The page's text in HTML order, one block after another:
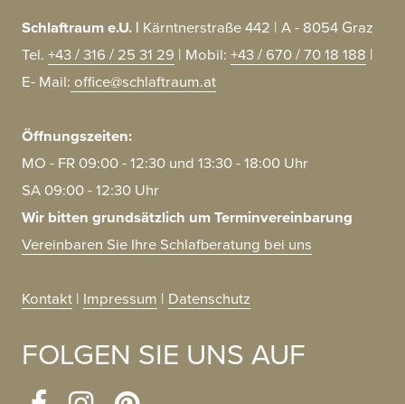
Schlaftraum e.U. | Kärntnerstraße442 | A- 8054 Graz
Tel. +43/316 / 25 31 29 | Mobil: +43/ 670/7018 188 |
E- Mail: office@schlaftraum.at
Öffnungszeiten:
MO - FR 09:00 - 12:30 und 13:30 - 18:00 Uhr
SA 09:00 - 12:30 Uhr
Wir bitten grundsätzlich um Terminvereinbarung
Vereinbaren Sie Ihre Schlafberatung bei uns
Kontakt | Impressum | Datenschutz
FOLGEN SIE UNS AUF
Kundenbewertungen und Erfahrungen zu
Schlaftraum e.U.